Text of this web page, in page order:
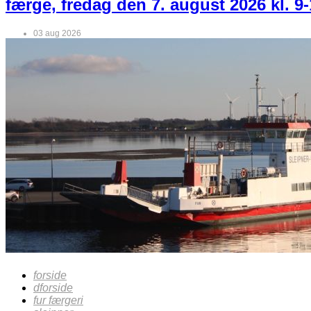
færge, fredag den 7. august 2026 kl. 9-
03 aug 2026
forside
dforside
fur færgeri